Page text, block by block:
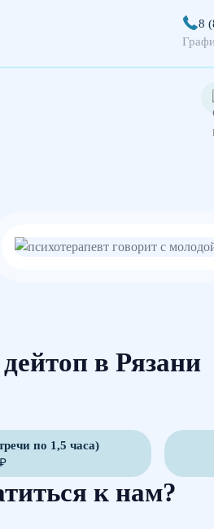
8
в Рязани
по 1,5 часа)
к нам?